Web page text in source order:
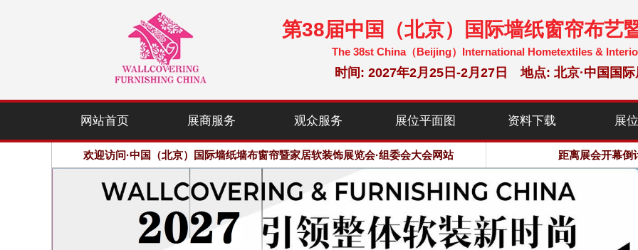
第38届中国（北京）国际墙纸窗帘布艺
The 38st China（Beijing）International Hometextiles &
时间: 2027年2月25日-2月27日 地点: 北京·中国国
网站首页 展商服务 观众服务 展位平面图 资料下载 展
欢迎访问·中国（北京）国际墙纸墙布窗帘暨家居软装饰展览会·组委会大会网站
优质参展商：1300余家，展会规模：100000平方米，预计观众：120000人次
欢迎访问·中国（北京）国际墙纸墙布窗帘暨家居软装饰展览会·组委会大会网站
优质参展商：1300余家，展会规模：100000平方米，预计观众：120000人次
距离展会开幕倒